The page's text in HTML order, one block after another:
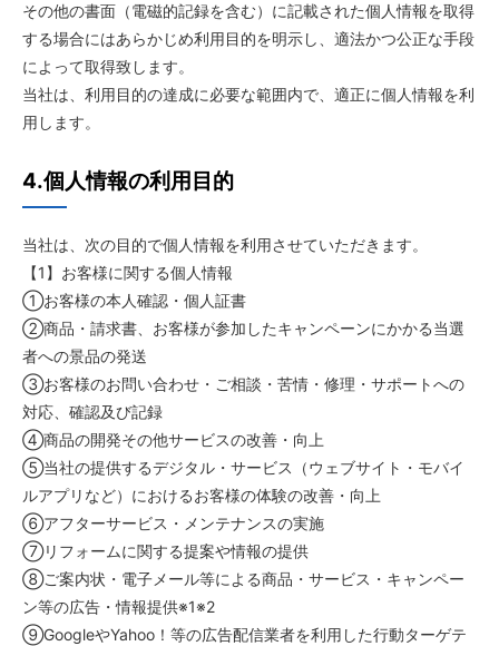
その他の書面（電磁的記録を含む）に記載された個人情報を取得
する場合にはあらかじめ利用目的を明示し、適法かつ公正な手段
によって取得致します。
当社は、利用目的の達成に必要な範囲内で、適正に個人情報を利
用します。
4.個人情報の利用目的
当社は、次の目的で個人情報を利用させていただきます。
【1】お客様に関する個人情報
①お客様の本人確認・個人証書
②商品・請求書、お客様が参加したキャンペーンにかかる当選
者への景品の発送
③お客様のお問い合わせ・ご相談・苦情・修理・サポートへの
対応、確認及び記録
④商品の開発その他サービスの改善・向上
⑤当社の提供するデジタル・サービス（ウェブサイト・モバイ
ルアプリなど）におけるお客様の体験の改善・向上
⑥アフターサービス・メンテナンスの実施
⑦リフォームに関する提案や情報の提供
⑧ご案内状・電子メール等による商品・サービス・キャンペー
ン等の広告・情報提供※1※2
⑨GoogleやYahoo！等の広告配信業者を利用した行動ターゲテ